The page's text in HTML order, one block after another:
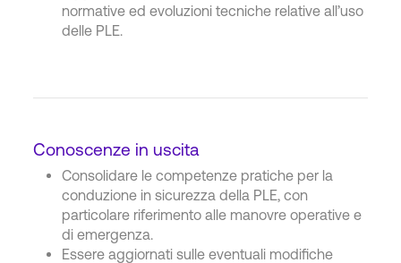
normative ed evoluzioni tecniche relative all’uso
delle PLE.
Conoscenze in uscita
Consolidare le competenze pratiche per la
conduzione in sicurezza della PLE, con
particolare riferimento alle manovre operative e
di emergenza.
Essere aggiornati sulle eventuali modifiche